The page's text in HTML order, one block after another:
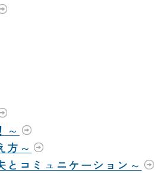
～
方～
コミュニケーション～